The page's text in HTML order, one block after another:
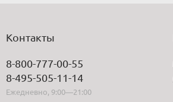
Контакты
8-800-777-00-55
8-495-505-11-14
Ежедневно, 9:00—21:00